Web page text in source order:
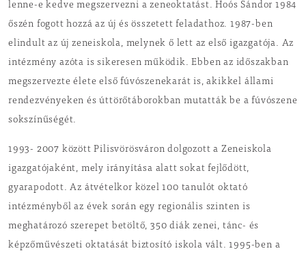
lenne-e kedve megszervezni a zeneoktatást. Hoós Sándor 1984
őszén fogott hozzá az új és összetett feladathoz. 1987-ben
elindult az új zeneiskola, melynek ő lett az első igazgatója. Az
intézmény azóta is sikeresen működik. Ebben az időszakban
megszervezte élete első fúvószenekarát is, akikkel állami
rendezvényeken és úttörőtáborokban mutatták be a fúvószene
sokszínűségét.
1993- 2007 között Pilisvörösváron dolgozott a Zeneiskola
igazgatójaként, mely irányítása alatt sokat fejlődött,
gyarapodott. Az átvételkor közel 100 tanulót oktató
intézményből az évek során egy regionális szinten is
meghatározó szerepet betöltő, 350 diák zenei, tánc- és
képzőművészeti oktatását biztosító iskola vált. 1995-ben a